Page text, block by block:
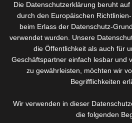
Oberschenkel
40,-Euro
Enthaarung Oberschenkel
Die Datenschutzerklärung beruht
durch den Europäischen
beim Erlass der Datenschutz-
verwendet wurden. Unsere
die Öffentlichkeit als auch für
Geschäftspartner einfach lesbar und
zu gewährleisten, möchten wir
Begrifflichkeiten
Wir verwenden in dieser
die folgenden